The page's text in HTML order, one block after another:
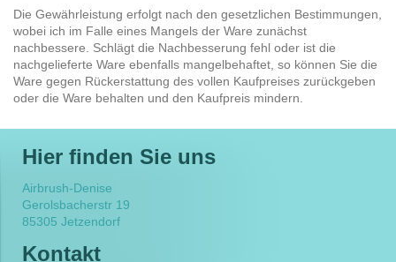
Die Gewährleistung erfolgt nach den gesetzlichen Bestimmungen,
wobei ich im Falle eines Mangels der Ware zunächst
nachbessere. Schlägt die Nachbesserung fehl oder ist die
nachgelieferte Ware ebenfalls mangelbehaftet, so können Sie die
Ware gegen Rückerstattung des vollen Kaufpreises zurückgeben
oder die Ware behalten und den Kaufpreis mindern.
Hier finden Sie uns
Airbrush-Denise
Gerolsbacherstr 19
85305 Jetzendorf
Kontakt